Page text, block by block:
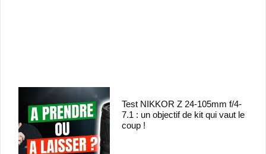
Test NIKKOR Z 24-105mm f/4-
7.1 : un objectif de kit qui vaut le
coup !